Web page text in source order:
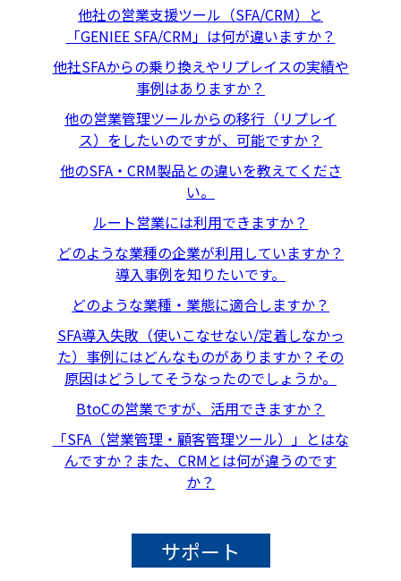
他社の営業支援ツール（SFA/CRM）と
「GENIEE SFA/CRM」は何が違いますか？
他社SFAからの乗り換えやリプレイスの実績や
事例はありますか？
他の営業管理ツールからの移行（リプレイ
ス）をしたいのですが、可能ですか？
他のSFA・CRM製品との違いを教えてくださ
い。
ルート営業には利用できますか？
どのような業種の企業が利用していますか？
導入事例を知りたいです。
どのような業種・業態に適合しますか？
SFA導入失敗（使いこなせない/定着しなかっ
た）事例にはどんなものがありますか？その
原因はどうしてそうなったのでしょうか。
BtoCの営業ですが、活用できますか？
「SFA（営業管理・顧客管理ツール）」とはな
んですか？また、CRMとは何が違うのです
か？
サポート